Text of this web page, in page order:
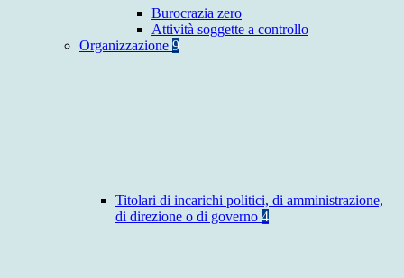
Burocrazia zero
Attività soggette a controllo
Organizzazione 9
Titolari di incarichi politici, di amministrazione,
di direzione o di governo 4